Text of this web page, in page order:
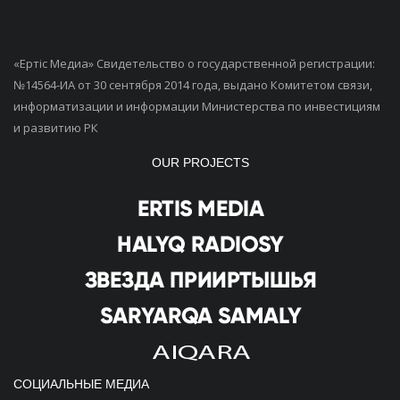
«Ертiс Медиа» Свидетельство о государственной регистрации:
№14564-ИА от 30 сентября 2014 года, выдано Комитетом связи,
информатизации и информации Министерства по инвестициям
и развитию РК
OUR PROJECTS
СОЦИАЛЬНЫЕ МЕДИА